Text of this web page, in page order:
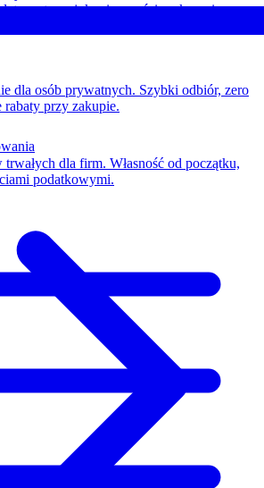
wstępnej, konieczności wykupu i
w cenie raty.
dla osób prywatnych. Szybki odbiór, zero
przy zakupie.
dla firm. Własność od początku,
podatkowymi.